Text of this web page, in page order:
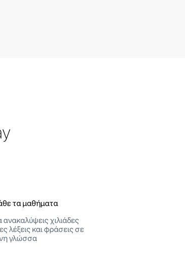
τα μαθήματα
χιλιάδες
λέξεις και φράσεις σε
γλώσσα